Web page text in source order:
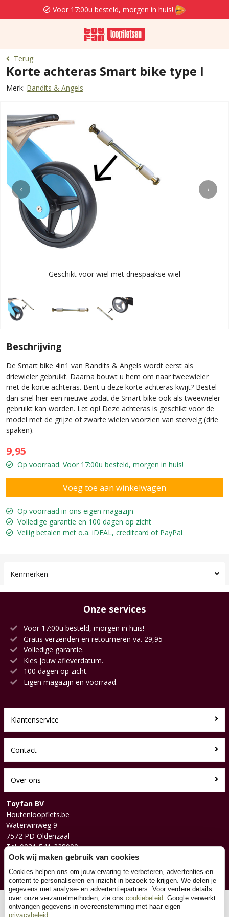
Voor 17:00u besteld, morgen in huis!
Terug
Korte achteras Smart bike type I
Merk: Bandits & Angels
‹ ›
Geschikt voor wiel met driespaakse wiel
Beschrijving
De Smart bike 4in1 van Bandits & Angels wordt eerst als
driewieler gebruikt. Daarna bouwt u hem om naar tweewieler
met de korte achteras. Bent u deze korte achteras kwijt? Bestel
dan snel hier een nieuwe zodat de Smart bike ook als tweewieler
gebruikt kan worden. Let op! Deze achteras is geschikt voor de
model met de grijze of zwarte wielen voorzien van stervelg (drie
spaken).
9,95
Op voorraad. Voor 17:00u besteld, morgen in huis!
Op voorraad in ons eigen magazijn
Volledige garantie en 100 dagen op zicht
Veilig betalen met o.a. iDEAL, creditcard of PayPal
Kenmerken
Onze services
Voor 17:00u besteld, morgen in huis!
Gratis verzenden en retourneren va. 29,95
Volledige garantie.
Kies jouw afleverdatum.
100 dagen op zicht.
Eigen magazijn en voorraad.
Klantenservice
Contact
Over ons
Toyfan BV
Houtenloopfiets.be
Waterwinweg 9
7572 PD Oldenzaal
Tel. 0031-541-228000
Facebook
Instagram
© 2026 Toyfan BV
Ook wij maken gebruik van cookies
Cookies helpen ons om jouw ervaring te verbeteren, advertenties en
content te personaliseren en inzicht in bezoek te krijgen. We delen je
gegevens met analyse- en advertentiepartners. Voor verdere details
over onze verzamelmethoden, zie ons cookiebeleid. Google verwerkt
ontvangen gegevens in overeenstemming met haar eigen
privacybeleid